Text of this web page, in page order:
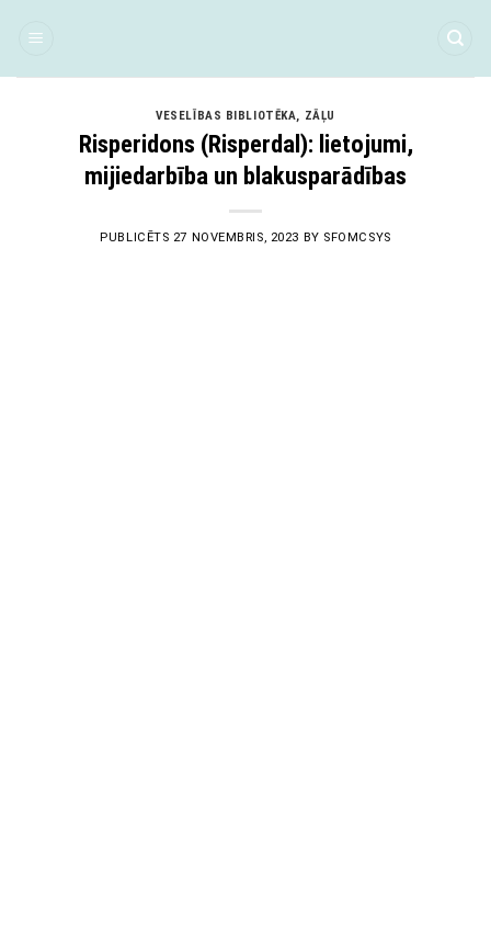
VESELĪBAS BIBLIOTĒKA, ZĀĻU
Risperidons (Risperdal): lietojumi,
mijiedarbība un blakusparādības
PUBLICĒTS 27 NOVEMBRIS, 2023 BY SFOMCSYS